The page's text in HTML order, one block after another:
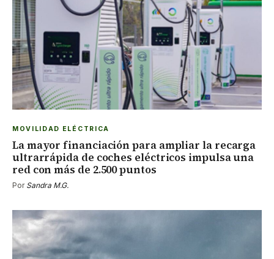
MOVILIDAD ELÉCTRICA
La mayor financiación para ampliar la recarga
ultrarrápida de coches eléctricos impulsa una
red con más de 2.500 puntos
Por Sandra M.G.